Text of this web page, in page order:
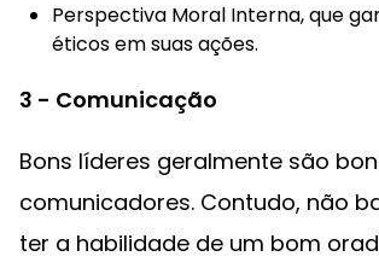
Perspectiva Moral Interna, que
éticos em suas ações.
3 - Comunicação
Bons líderes geralmente são
comunicadores. Contudo, não
ter a habilidade de um bom